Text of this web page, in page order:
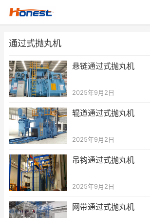
通过式抛丸机
悬链通过式抛丸机
2025年9月2日
辊道通过式抛丸机
2025年9月2日
吊钩通过式抛丸机
2025年9月2日
网带通过式抛丸机